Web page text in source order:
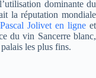
dominante du
la réputation mondiale
Jolivet en ligne et
du vin Sancerre blanc,
les plus fins.